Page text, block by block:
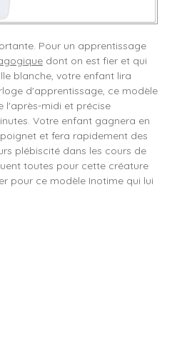
Pour un apprentissage
dont on est fier et qui
blanche, votre enfant lira
d'apprentissage, ce modèle
l'après-midi et précise
Votre enfant gagnera en
et fera rapidement des
plébiscité dans les cours de
toutes pour cette créature
pour ce modèle Inotime qui lui